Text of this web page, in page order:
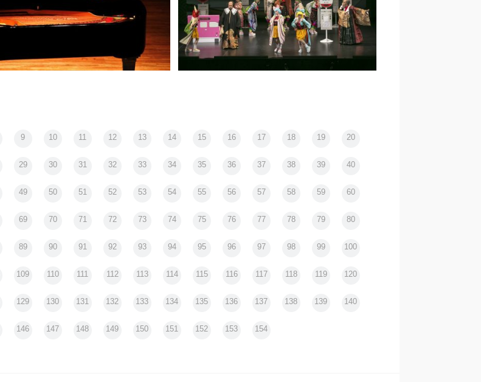
《Contents》 2017年 第３回年間企画賞
9 10 11 12 13 14 15 16 17 18 19 20
29 30 31 32 33 34 35 36 37 38 39 40
49 50 51 52 53 54 55 56 57 58 59 60
69 70 71 72 73 74 75 76 77 78 79 80
89 90 91 92 93 94 95 96 97 98 99 100
109 110 111 112 113 114 115 116 117 118 119 120
129 130 131 132 133 134 135 136 137 138 139 140
146 147 148 149 150 151 152 153 154